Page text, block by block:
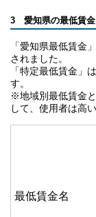
3 愛知県の最低賃金
「愛知県最低賃金
されました。
「特定最低賃金」
す。
※地域別最低賃金
して、使用者は高
最低賃金名